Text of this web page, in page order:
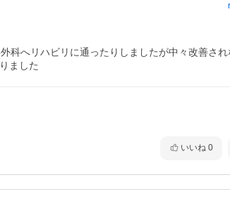
科へリハビリに通ったりしましたが中々改善さ
ました
いいね 0